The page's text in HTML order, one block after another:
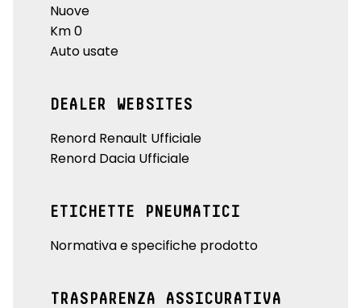
Nuove
Km 0
Auto usate
DEALER WEBSITES
Renord Renault Ufficiale
Renord Dacia Ufficiale
ETICHETTE PNEUMATICI
Normativa e specifiche prodotto
TRASPARENZA ASSICURATIVA